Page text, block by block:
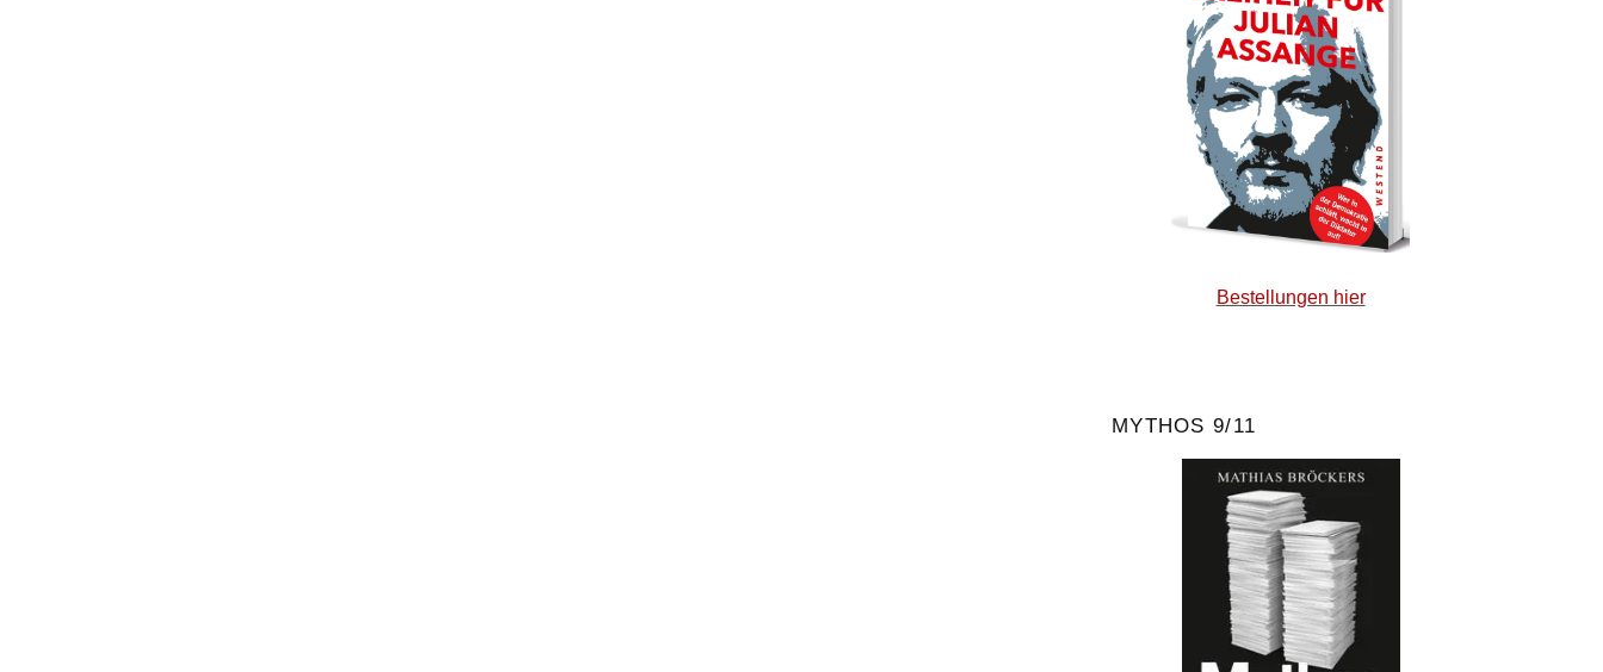
Bestellungen hier
MYTHOS 9/11